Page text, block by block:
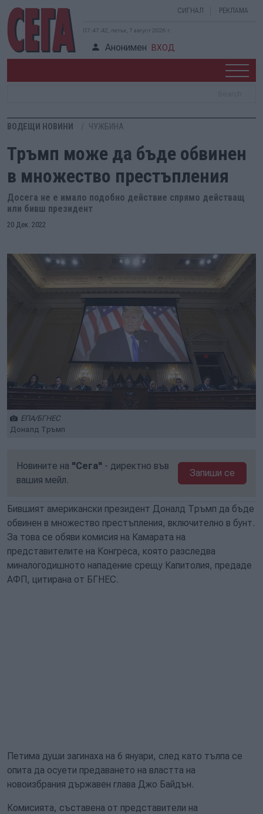
СИГНАЛ РЕКЛАМА
07:47:43, петък, 7 август 2026 г.
Анонимен ВХОД
ВОДЕЩИ НОВИНИ ЧУЖБИНА
Тръмп може да бъде обвинен
в множество престъпления
Досега не е имало подобно действие спрямо действащ
или бивш президент
20 Дек. 2022
ЕПА/БГНЕС
Доналд Тръмп
Новините на "Сега" - директно във
вашия мейл.
Запиши се
Бившият американски президент Доналд Тръмп да бъде
обвинен в множество престъпления, включително в бунт.
За това се обяви комисия на Камарата на
представителите на Конгреса, която разследва
миналогодишното нападение срещу Капитолия, предаде
АФП, цитирана от БГНЕС.
Петима души загинаха на 6 януари, след като тълпа се
опита да осуети предаването на властта на
новоизбрания държавен глава Джо Байдън.
Комисията, съставена от представители на